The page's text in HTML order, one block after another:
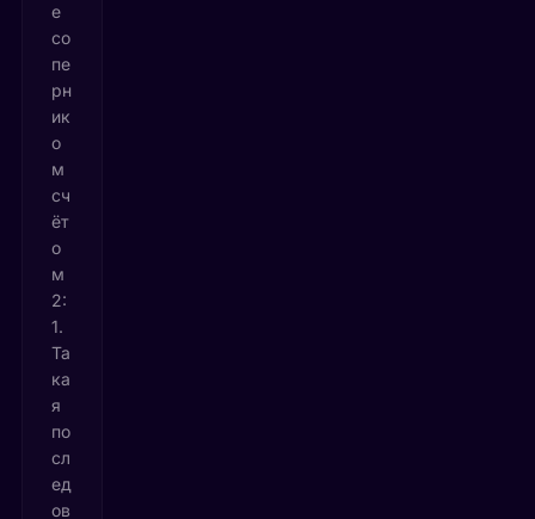
е
со
пе
рн
ик
о
м
сч
ёт
о
м
2:
1.
Та
ка
я
по
сл
ед
ов